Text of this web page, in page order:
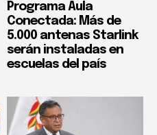
Programa Aula
Conectada: Más de
5.000 antenas Starlink
serán instaladas en
escuelas del país